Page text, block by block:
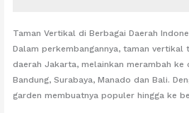
Taman Vertikal di Berbagai Daerah
Dalam perkembangannya, taman vertikal
daerah Jakarta, melainkan merambah ke
Bandung, Surabaya, Manado dan Bali.
garden membuatnya populer hingga ke